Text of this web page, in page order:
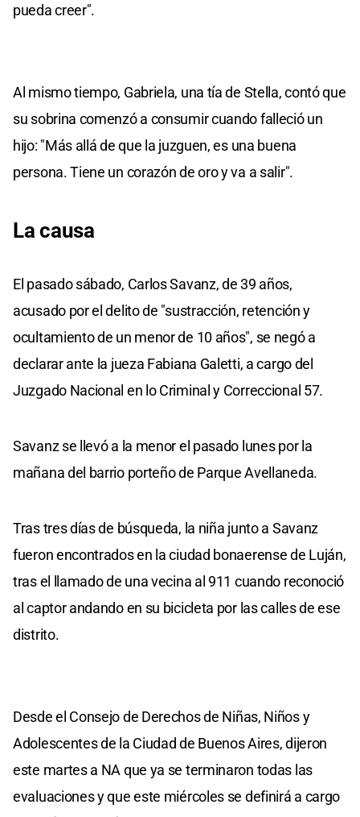
pueda creer".
Al mismo tiempo, Gabriela, una tía de Stella, contó que
su sobrina comenzó a consumir cuando falleció un
hijo: "Más allá de que la juzguen, es una buena
persona. Tiene un corazón de oro y va a salir".
La causa
El pasado sábado, Carlos Savanz, de 39 años,
acusado por el delito de "sustracción, retención y
ocultamiento de un menor de 10 años", se negó a
declarar ante la jueza Fabiana Galetti, a cargo del
Juzgado Nacional en lo Criminal y Correccional 57.
Savanz se llevó a la menor el pasado lunes por la
mañana del barrio porteño de Parque Avellaneda.
Tras tres días de búsqueda, la niña junto a Savanz
fueron encontrados en la ciudad bonaerense de Luján,
tras el llamado de una vecina al 911 cuando reconoció
al captor andando en su bicicleta por las calles de ese
distrito.
Desde el Consejo de Derechos de Niñas, Niños y
Adolescentes de la Ciudad de Buenos Aires, dijeron
este martes a NA que ya se terminaron todas las
evaluaciones y que este miércoles se definirá a cargo